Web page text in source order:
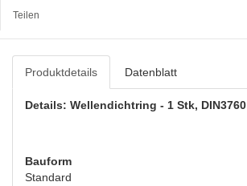
Teilen
Produktdetails Datenblatt
Details: Wellendichtring - 1 Stk, DIN3760
Bauform
Standard